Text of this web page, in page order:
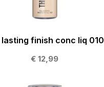
lasting finish conc liq 010
€ 12,99